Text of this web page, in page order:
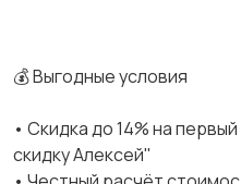
💰 Выгодные условия
• Скидка до 14% на
скидку Алексей"